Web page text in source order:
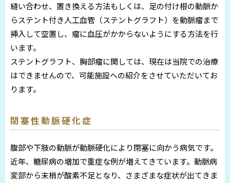
縫い合わせ、置き換える方法もしくは、足の付け根の動脈か
らステント付き人工血管（ステントグラフト）を動脈瘤まで
挿入して空置し、瘤に血圧がかからないようにする方法を行
います。
ステントグラフト、胸部瘤に関しては、現在は当院での治療
はできませんので、可能施設への紹介をさせていただいてお
ります。
閉塞性動脈硬化症
腹部や下肢の動脈が動脈硬化により閉塞に向かう病気です。
近年、糖尿病の増加で重症な例が増えてきています。動脈病
変部から末梢が酸素不足となり、さまざまな症状が出てきま